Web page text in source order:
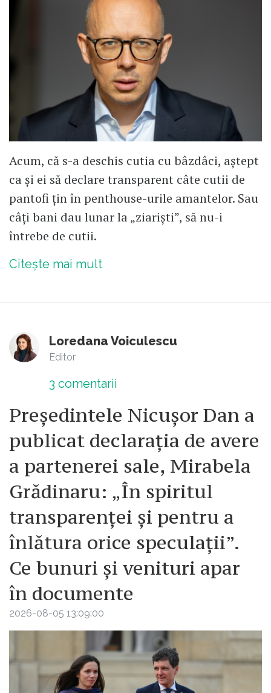
Acum, că s-a deschis cutia cu bâzdâci, aștept
ca și ei să declare transparent câte cutii de
pantofi țin în penthouse-urile amantelor. Sau
câți bani dau lunar la „ziariști”, să nu-i
întrebe de cutii.
Citește mai mult
Loredana Voiculescu
Editor
3 comentarii
Președintele Nicușor Dan a
publicat declarația de avere
a partenerei sale, Mirabela
Grădinaru: „În spiritul
transparenței și pentru a
înlătura orice speculații”.
Ce bunuri și venituri apar
în documente
2026-08-05 13:09:00